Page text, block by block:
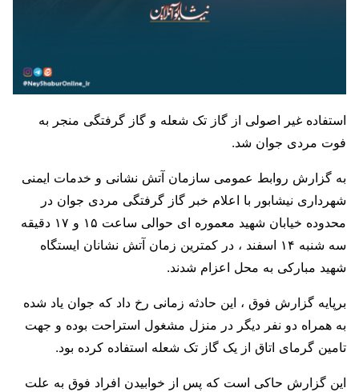
استفاده غیر اصولی از گاز تک شعله و گاز گرفتگی منجر به
فوت مردی جوان شد.
به گزارش روابط عمومی سازمان آتش‌ نشانی و خدمات ایمنی
شهرداری نیشابور با اعلام خبر گاز گرفتگی مردی جوان در
محدوده خیابان شهید معموره ای حوالی ساعت ۱۵ و ۱۷ دقیقه
سه شنبه ۱۴ اسفند ، در کمترین زمان آتش نشانان ایستگاه
شهید مبارکی به محل اعزام شدند.
برپایه گزارش فوق ، این حادثه زمانی رخ داد که جوان یاد شده
به همراه دو نفر دیگر در منزل مشغول استراحت بوده و جهت
تامین گرمای اتاق از یک گاز تک شعله استفاده کرده بود.
این گزارش حاکی است که پس از خوابیدن افراد فوق به علت